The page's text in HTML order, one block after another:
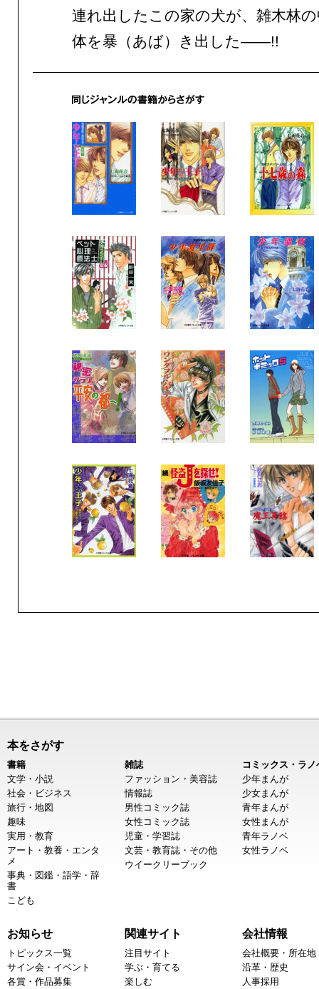
連れ出したこの家の犬が、雑木林
体を暴（あば）き出した——!!
本をさがす
書籍
文学・小説
社会・ビジネス
旅行・地図
趣味
実用・教育
アート・教養・エンタ
メ
事典・図鑑・語学・辞
書
こども
雑誌
ファッション・美容誌
情報誌
男性コミック誌
女性コミック誌
児童・学習誌
文芸・教育誌・その他
ウイークリーブック
コミックス・ラノ
少年まんが
少女まんが
青年まんが
女性まんが
青年ラノベ
女性ラノベ
お知らせ
トピックス一覧
サイン会・イベント
各賞・作品募集
関連サイト
注目サイト
学ぶ・育てる
楽しむ
会社情報
会社概要・所在地
沿革・歴史
人事採用